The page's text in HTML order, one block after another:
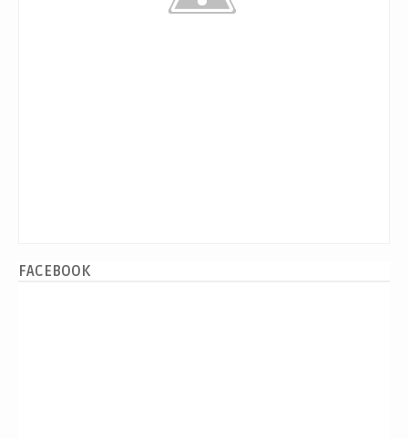
FACEBOOK